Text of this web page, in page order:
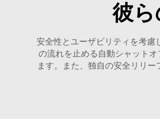
彼
安全性とユーザビリティを考慮
の流れを止める自動シャット
ます。また、独自の安全リリ